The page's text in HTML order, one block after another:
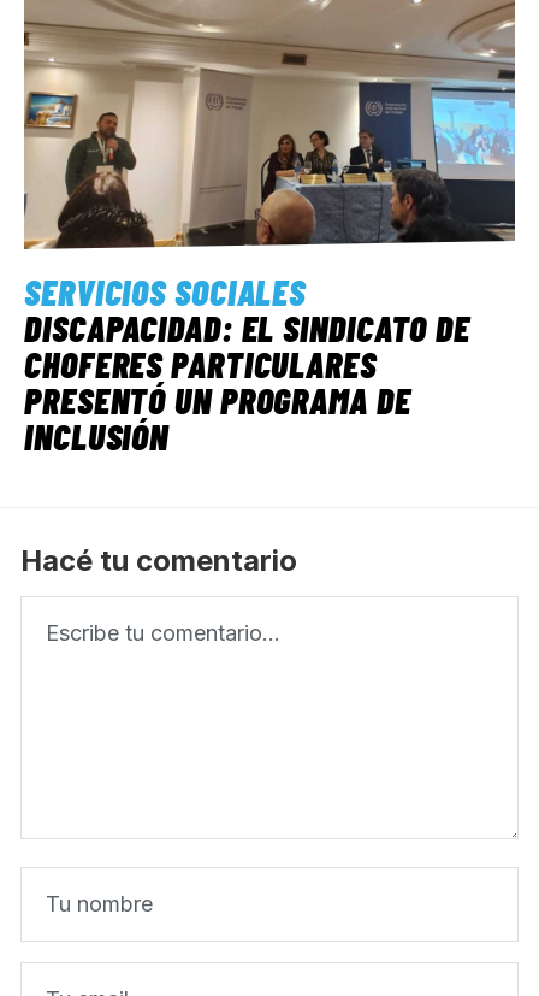
SERVICIOS SOCIALES
DISCAPACIDAD: EL SINDICATO DE
CHOFERES PARTICULARES
PRESENTÓ UN PROGRAMA DE
INCLUSIÓN
Hacé tu comentario